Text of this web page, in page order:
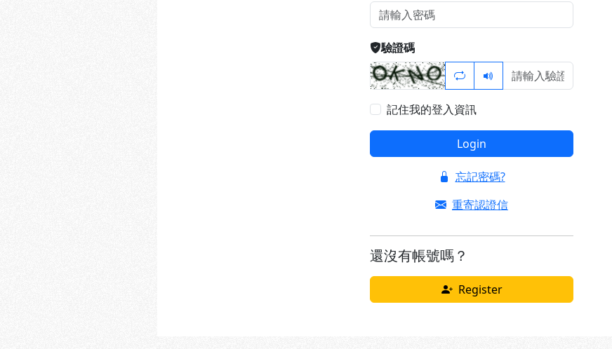
驗證碼
記住我的登入資訊
Login
忘記密碼?
重寄認證信
還沒有帳號嗎？
Register